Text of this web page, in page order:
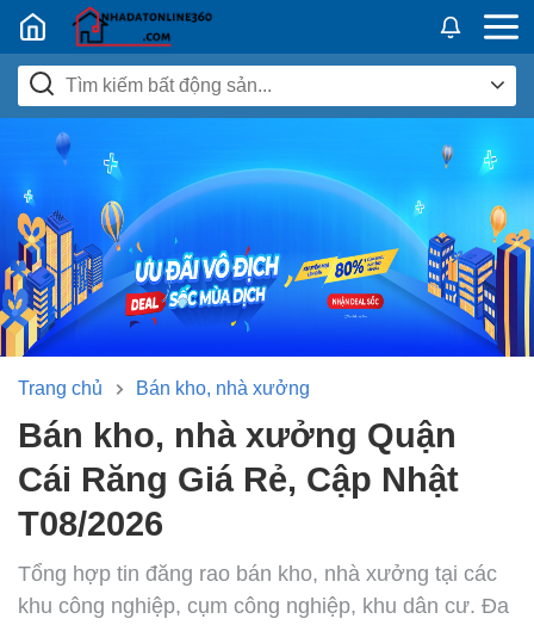
Nhadatban24h.vn
Trang chủ Bán kho, nhà xưởng
Bán kho, nhà xưởng Quận
Cái Răng Giá Rẻ, Cập Nhật
T08/2026
Tổng hợp tin đăng rao bán kho, nhà xưởng tại các
khu công nghiệp, cụm công nghiệp, khu dân cư. Đa